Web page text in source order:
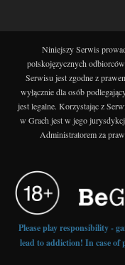
Niniejszy Serwis
polskojęzycznych
Serwisu jest zgodne z
wyłącznie dla osób
jest legalne. Korzystając z
w Grach jest w jego
Administratorem za
Please play responsibility -
lead to addiction! In case of